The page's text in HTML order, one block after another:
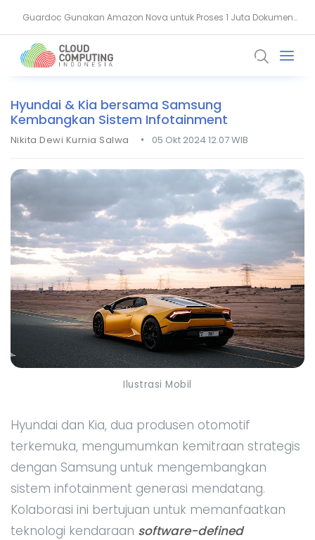
Guardoc Gunakan Amazon Nova untuk Proses 1 Juta Dokumen
BSI Ungkap Kunci Bangun Kepercayaan Lewat Keamanan Data
Hyundai & Kia bersama Samsung
Kembangkan Sistem Infotainment
Nikita Dewi Kurnia Salwa • 05 Okt 2024 12.07 WIB
Ilustrasi Mobil
Hyundai dan Kia, dua produsen otomotif
terkemuka, mengumumkan kemitraan strategis
dengan Samsung untuk mengembangkan
sistem infotainment generasi mendatang.
Kolaborasi ini bertujuan untuk memanfaatkan
teknologi kendaraan software-defined